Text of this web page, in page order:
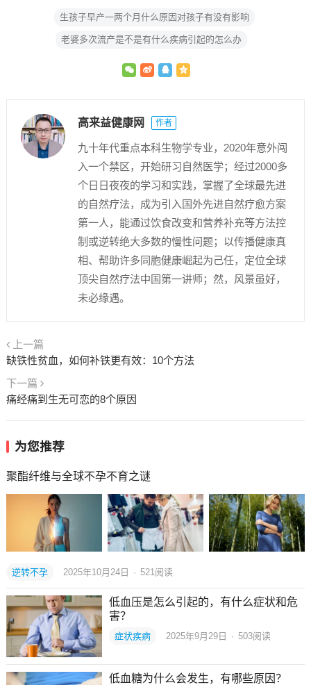
生孩子早产一两个月什么原因对孩子有没有影响
老婆多次流产是不是有什么疾病引起的怎么办
高来益健康网 作者
九十年代重点本科生物学专业，2020年意外闯
入一个禁区，开始研习自然医学；经过2000多
个日日夜夜的学习和实践，掌握了全球最先进
的自然疗法，成为引入国外先进自然疗愈方案
第一人，能通过饮食改变和营养补充等方法控
制或逆转绝大多数的慢性问题；以传播健康真
相、帮助许多同胞健康崛起为己任，定位全球
顶尖自然疗法中国第一讲师；然，风景虽好，
未必缘遇。
上一篇
缺铁性贫血，如何补铁更有效：10个方法
下一篇
痛经痛到生无可恋的8个原因
为您推荐
聚酯纤维与全球不孕不育之谜
逆转不孕 2025年10月24日 · 521 阅读
低血压是怎么引起的，有什么症状和危
害？
症状疾病 2025年9月29日 · 503阅读
低血糖为什么会发生，有哪些原因？